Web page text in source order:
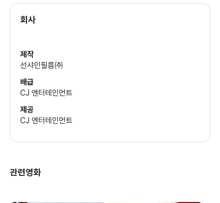
회사
제작
선샤인필름㈜
배급
CJ 엔터테인먼트
제공
CJ 엔터테인먼트
관련영화